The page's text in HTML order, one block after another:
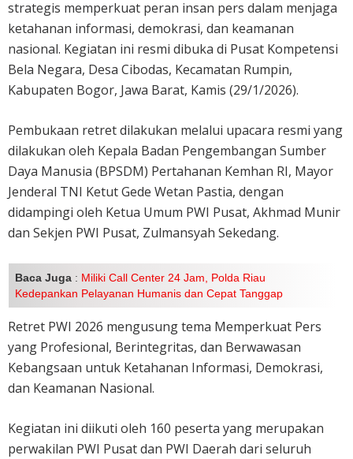
strategis memperkuat peran insan pers dalam menjaga
ketahanan informasi, demokrasi, dan keamanan
nasional. Kegiatan ini resmi dibuka di Pusat Kompetensi
Bela Negara, Desa Cibodas, Kecamatan Rumpin,
Kabupaten Bogor, Jawa Barat, Kamis (29/1/2026).
Pembukaan retret dilakukan melalui upacara resmi yang
dilakukan oleh Kepala Badan Pengembangan Sumber
Daya Manusia (BPSDM) Pertahanan Kemhan RI, Mayor
Jenderal TNI Ketut Gede Wetan Pastia, dengan
didampingi oleh Ketua Umum PWI Pusat, Akhmad Munir
dan Sekjen PWI Pusat, Zulmansyah Sekedang.
Baca Juga : Miliki Call Center 24 Jam, Polda Riau
Kedepankan Pelayanan Humanis dan Cepat Tanggap
Retret PWI 2026 mengusung tema Memperkuat Pers
yang Profesional, Berintegritas, dan Berwawasan
Kebangsaan untuk Ketahanan Informasi, Demokrasi,
dan Keamanan Nasional.
Kegiatan ini diikuti oleh 160 peserta yang merupakan
perwakilan PWI Pusat dan PWI Daerah dari seluruh